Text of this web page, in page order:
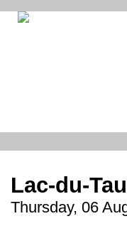
Lac-du-
Thursday, 06